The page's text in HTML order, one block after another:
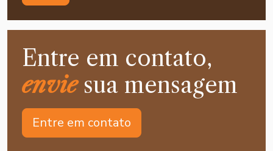
Entre em contato,
enviesua mensagem
Entre em contato